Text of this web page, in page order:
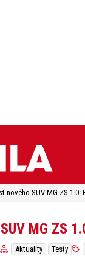
MG ZS
Aktuality Testy